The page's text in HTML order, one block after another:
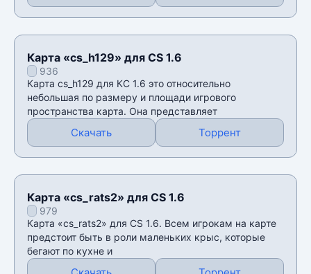
Карта «cs_h129» для CS 1.6
936
Карта cs_h129 для КС 1.6 это относительно
небольшая по размеру и площади игрового
пространства карта. Она представляет
Скачать Торрент
Карта «cs_rats2» для CS 1.6
979
Карта «cs_rats2» для CS 1.6. Всем игрокам на карте
предстоит быть в роли маленьких крыс, которые
бегают по кухне и